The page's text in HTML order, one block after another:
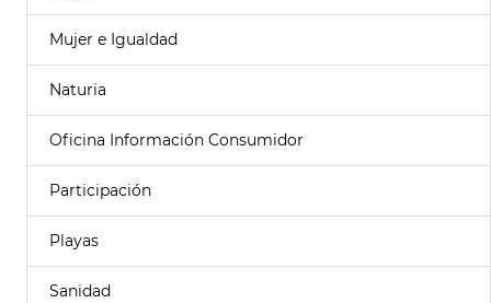
Mujer e Igualdad
Naturia
Oficina Información Consumidor
Participación
Playas
Sanidad